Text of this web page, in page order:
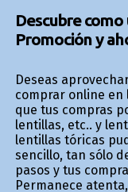
Descubre
Promoción y
Deseas
comprar online en
que tus compras
lentillas, etc.. y
lentillas tóricas
sencillo, tan sólo
pasos y tus
Permanece